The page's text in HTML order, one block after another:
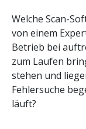
Welche Scan-
von einem
Betrieb bei
zum Laufen
stehen und
Fehlersuche
läuft?